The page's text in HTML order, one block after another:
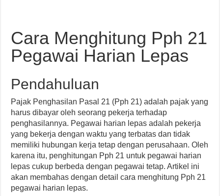
Cara Menghitung Pph 21
Pegawai Harian Lepas
Pendahuluan
Pajak Penghasilan Pasal 21 (Pph 21) adalah pajak yang
harus dibayar oleh seorang pekerja terhadap
penghasilannya. Pegawai harian lepas adalah pekerja
yang bekerja dengan waktu yang terbatas dan tidak
memiliki hubungan kerja tetap dengan perusahaan. Oleh
karena itu, penghitungan Pph 21 untuk pegawai harian
lepas cukup berbeda dengan pegawai tetap. Artikel ini
akan membahas dengan detail cara menghitung Pph 21
pegawai harian lepas.